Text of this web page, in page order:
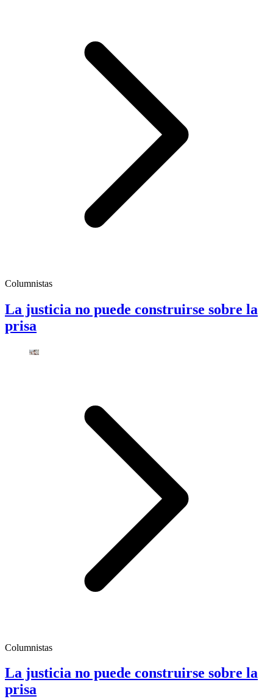
Columnistas
La justicia no puede construirse sobre la
prisa
Columnistas
La justicia no puede construirse sobre la
prisa